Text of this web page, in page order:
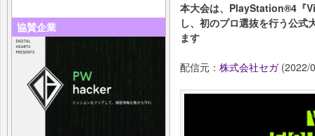
協賛企業
本大会は、PlayStation®4『
し、初のプロ選抜を行う公式
ます
配信元： 株式会社セガ(2022/